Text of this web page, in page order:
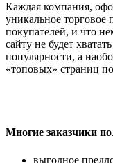
Каждая компания,
уникальное торговое
покупателей, и что
сайту не будет
популярности, а
«топовых» страниц
Многие заказчики
выгодное